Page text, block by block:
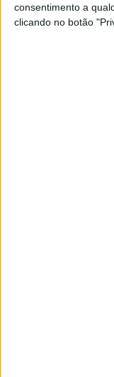
consentimento a
clicando no botão